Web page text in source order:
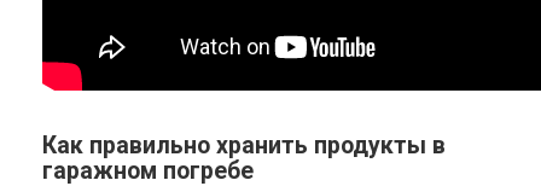
Как правильно хранить продукты в
гаражном погребе